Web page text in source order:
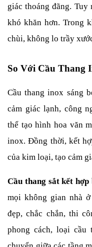
giác thoáng đãng. Tuy
khó khăn hơn. Trong
chùi, không lo trầy
So Với Cầu Thang
Cầu thang inox sáng
cảm giác lạnh, công
thể tạo hình hoa văn
inox. Đồng thời, kết
của kim loại, tạo cảm
Cầu thang sắt kết hợp
mọi không gian nhà
đẹp, chắc chắn, thi
phong cách, loại